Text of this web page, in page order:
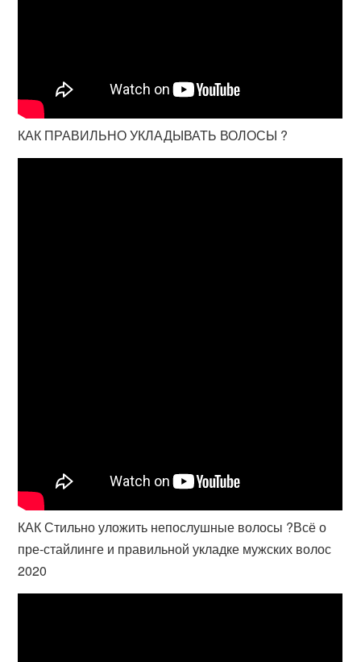
КАК ПРАВИЛЬНО УКЛАДЫВАТЬ ВОЛОСЫ ?
КАК Стильно уложить непослушные волосы ?Всё о
пре-стайлинге и правильной укладке мужских волос
2020